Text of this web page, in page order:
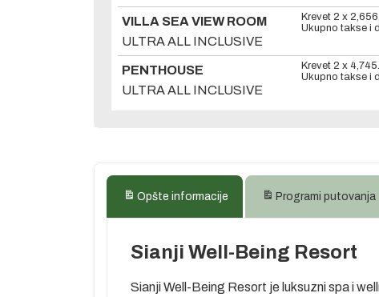
VILLA SEA VIEW ROOM
ULTRA ALL INCLUSIVE
Krevet 2 x
Ukupno takse i
PENTHOUSE
ULTRA ALL INCLUSIVE
Krevet 2 x
Ukupno takse i
Opšte informacije Programi putovanja
Sianji Well-Being Resort
Sianji Well-Being Resort je luksuzni spa i